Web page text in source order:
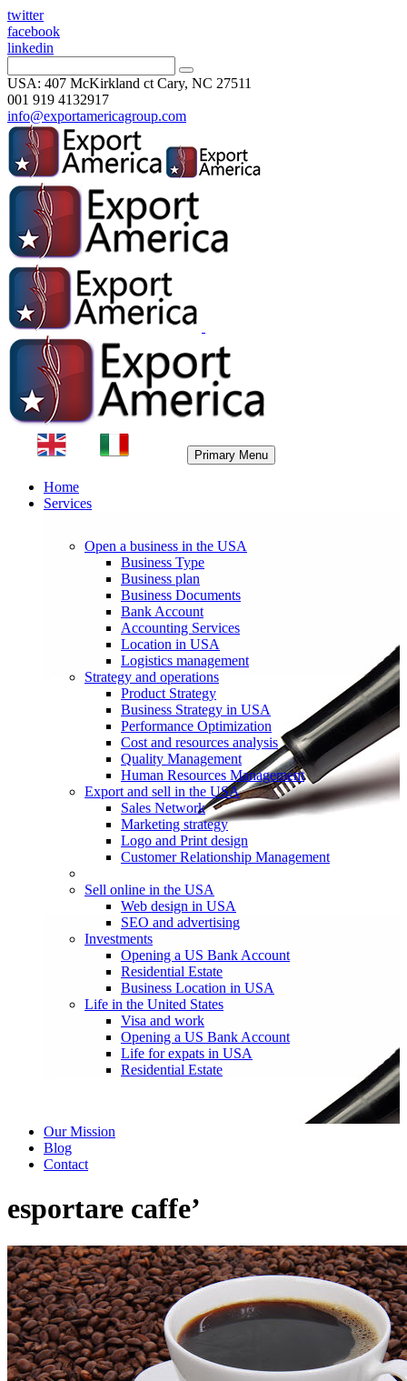
twitter
facebook
linkedin
USA: 407 McKirkland ct Cary, NC 27511
001 919 4132917
info@exportamericagroup.com
Primary Menu
Home
Services
Open a business in the USA
Business Type
Business plan
Business Documents
Bank Account
Accounting Services
Location in USA
Logistics management
Strategy and operations
Product Strategy
Business Strategy in USA
Performance Optimization
Cost and resources analysis
Quality Management
Human Resources Management
Export and sell in the USA
Sales Network
Marketing strategy
Logo and Print design
Customer Relationship Management
Sell online in the USA
Web design in USA
SEO and advertising
Investments
Opening a US Bank Account
Residential Estate
Business Location in USA
Life in the United States
Visa and work
Opening a US Bank Account
Life for expats in USA
Residential Estate
Our Mission
Blog
Contact
esportare caffe’